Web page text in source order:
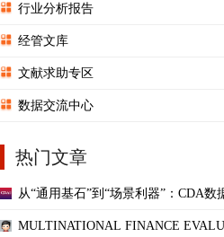
行业分析报告
经管文库
文献求助专区
数据交流中心
热门文章
从“通用基石”到“场景利器”：CDA数
MULTINATIONAL FINANCE